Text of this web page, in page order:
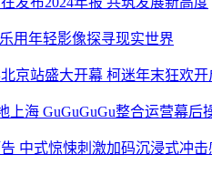
用年轻影像探寻现实世界
京站盛大开幕 柯迷年末狂欢开
上海 GuGuGuGu整合运营幕后
中式惊悚刺激加码沉浸式冲击